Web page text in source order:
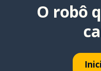
O robô